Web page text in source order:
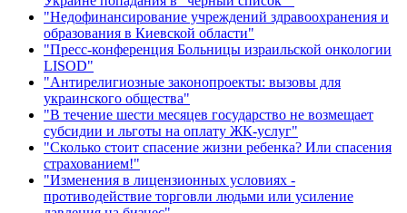
"Недофинансирование учреждений здравоохранения и
образования в Киевской области"
"Пресс-конференция Больницы израильской онкологии
LISOD"
"Антирелигиозные законопроекты: вызовы для
украинского общества"
"В течение шести месяцев государство не возмещает
субсидии и льготы на оплату ЖК-услуг"
"Сколько стоит спасение жизни ребенка? Или спасения
страхованием!"
"Изменения в лицензионных условиях -
противодействие торговли людьми или усиление